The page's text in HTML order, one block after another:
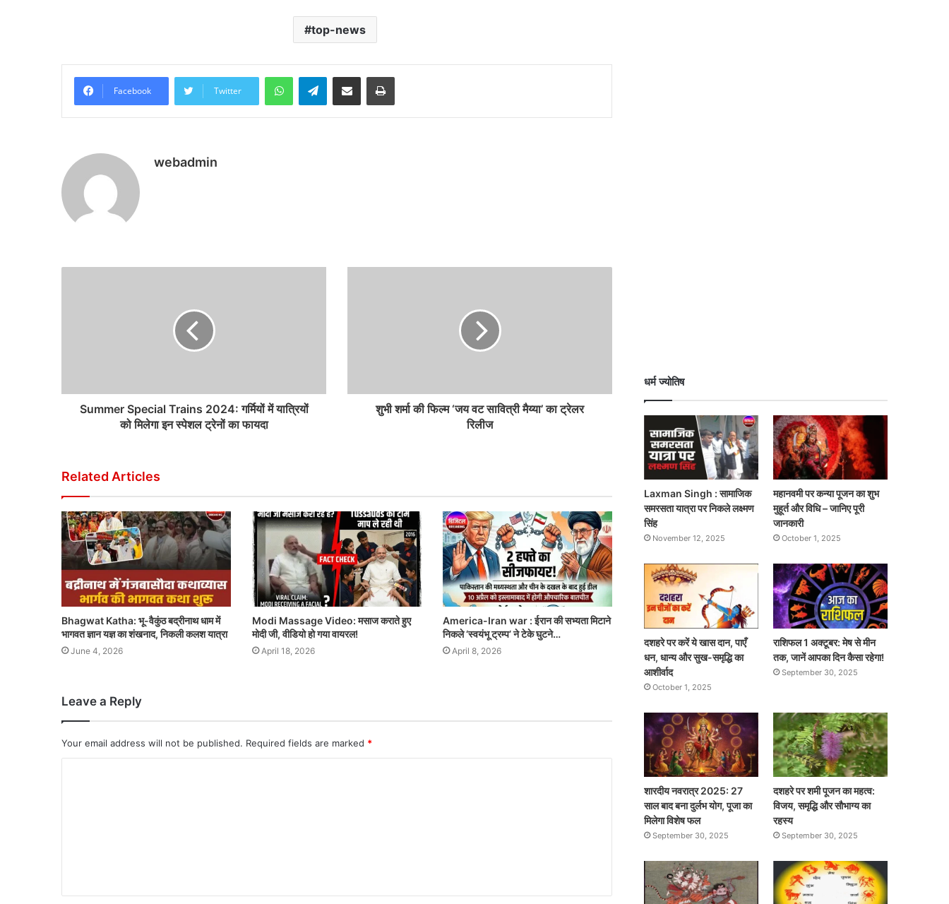
top-news
Facebook Twitter
WhatsAppTelegramShare via Email Print
webadmin
Summer Special Trains 2024: गर्मियों में यात्रियों
को मिलेगा इन स्पेशल ट्रेनों का फायदा
शुभी शर्मा की फिल्म ‘जय वट सावित्री मैय्या’ का ट्रेलर
रिलीज
Related Articles
Bhagwat Katha: भू-वैकुंठ बद्रीनाथ धाम में
भागवत ज्ञान यज्ञ का शंखनाद, निकली कलश यात्रा
June 4, 2026
Modi Massage Video: मसाज कराते हुए
मोदी जी, वीडियो हो गया वायरल!
April 18, 2026
America-Iran war : ईरान की सभ्यता मिटाने
निकले ‘स्वयंभू ट्रम्प’ ने टेके घुटने…
April 8, 2026
Leave a Reply
Your email address will not be published. Required fields are marked *
धर्म ज्योतिष
Laxman Singh : सामाजिक
समरसता यात्रा पर निकले लक्ष्मण
सिंह
November 12, 2025
महानवमी पर कन्या पूजन का शुभ
मुहूर्त और विधि – जानिए पूरी
जानकारी
October 1, 2025
दशहरे पर करें ये खास दान, पाएँ
धन, धान्य और सुख-समृद्धि का
आशीर्वाद
October 1, 2025
राशिफल 1 अक्टूबर: मेष से मीन
तक, जानें आपका दिन कैसा रहेगा!
September 30, 2025
शारदीय नवरात्र 2025: 27
साल बाद बना दुर्लभ योग, पूजा का
मिलेगा विशेष फल
September 30, 2025
दशहरे पर शमी पूजन का महत्व:
विजय, समृद्धि और सौभाग्य का
रहस्य
September 30, 2025